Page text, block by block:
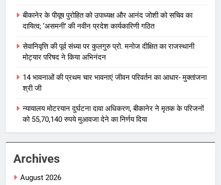
बीकानेर के पीयूष पुरोहित को उपाध्यक्ष और आनंद जोशी को सचिव का
दायित्व; ‘असमनी’ की नवीन प्रदेश कार्यकारिणी गठित
सेवानिवृत्ति की पूर्व संध्या पर कुलगुरु प्रो. मनोज दीक्षित का राजस्थानी
मोट्यार परिषद ने किया अभिनंदन
14 भावनाओं की प्रथम चार भावनाएं जीवन परिवर्तन का आधार- मुक्तांजना
श्री जी
न्यायालय मोटरयान दुर्घटना दावा अधिकरण, बीकानेर ने मृतक के परिजनों
को 55,70,140 रुपये मुआवजा देने का निर्णय दिया
Archives
August 2026